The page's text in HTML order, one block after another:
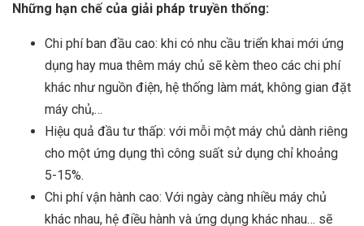
Những hạn chế của giải pháp truyền thống:
Chi phí ban đầu cao: khi có nhu cầu triển khai mới ứng
dụng hay mua thêm máy chủ sẽ kèm theo các chi phí
khác như nguồn điện, hệ thống làm mát, không gian đặt
máy chủ,…
Hiệu quả đầu tư thấp: với mỗi một máy chủ dành riêng
cho một ứng dụng thì công suất sử dụng chỉ khoảng
5-15%.
Chi phí vận hành cao: Với ngày càng nhiều máy chủ
khác nhau, hệ điều hành và ứng dụng khác nhau… sẽ